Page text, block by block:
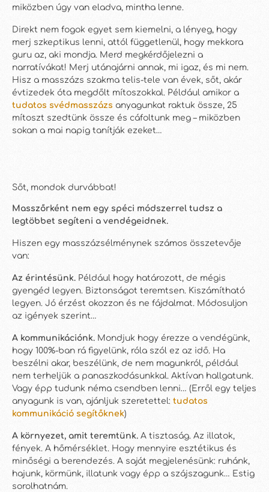
miközben úgy van eladva, mintha lenne.
Direkt nem fogok egyet sem kiemelni, a lényeg, hogy
merj szkeptikus lenni, attól függetlenül, hogy mekkora
guru az, aki mondja. Merd megkérdőjelezni a
narratívákat! Merj utánajárni annak, mi igaz, és mi nem.
Hisz a masszázs szakma telis-tele van évek, sőt, akár
évtizedek óta megdőlt mítoszokkal. Például amikor a
tudatos svédmasszázs anyagunkat raktuk össze, 25
mítoszt szedtünk össze és cáfoltunk meg – miközben
sokan a mai napig tanítják ezeket…
Sőt, mondok durvábbat!
Masszőrként nem egy spéci módszerrel tudsz a
legtöbbet segíteni a vendégeidnek.
Hiszen egy masszázsélménynek számos összetevője
van:
Az érintésünk. Például hogy határozott, de mégis
gyengéd legyen. Biztonságot teremtsen. Kiszámítható
legyen. Jó érzést okozzon és ne fájdalmat. Módosuljon
az igények szerint…
A kommunikációnk. Mondjuk hogy érezze a vendégünk,
hogy 100%-ban rá figyelünk, róla szól ez az idő. Ha
beszélni akar, beszélünk, de nem magunkról, például
nem terheljük a panaszkodásunkkal. Aktívan hallgatunk.
Vagy épp tudunk néma csendben lenni… (Erről egy teljes
anyagunk is van, ajánljuk szeretettel: tudatos
kommunikáció segítőknek)
A környezet, amit teremtünk. A tisztaság. Az illatok,
fények. A hőmérséklet. Hogy mennyire esztétikus és
minőségi a berendezés. A saját megjelenésünk: ruhánk,
hajunk, körmünk, illatunk vagy épp a szájszagunk… Estig
sorolhatnám.